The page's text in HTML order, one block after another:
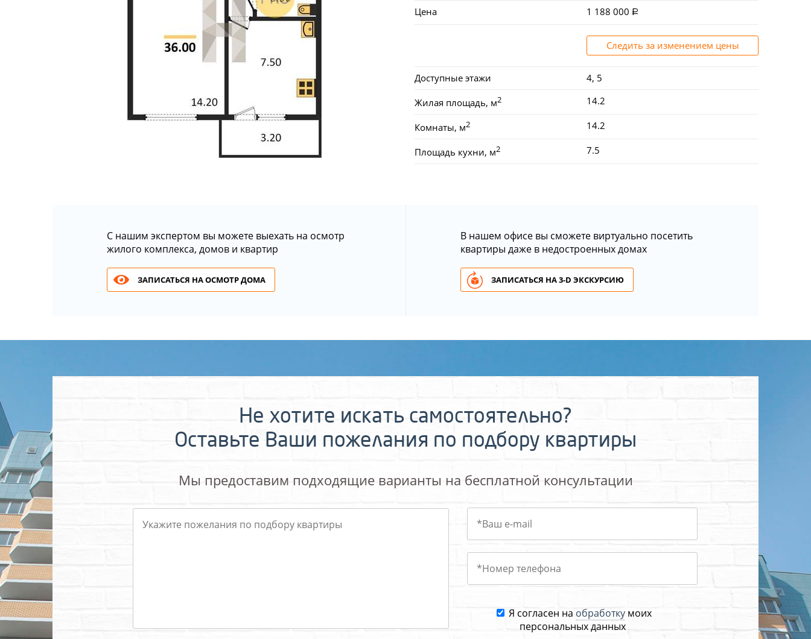
Цена 1 188 000
Следить за изменением цены
Доступные этажи 4, 5
Жилая площадь, м2 14.2
Комнаты, м2 14.2
Площадь кухни, м2 7.5
С нашим экспертом вы можете выехать на осмотр
жилого комплекса, домов и квартир
ЗАПИСАТЬСЯ НА ОСМОТР ДОМА
В нашем офисе вы сможете виртуально посетить
квартиры даже в недостроенных домах
ЗАПИСАТЬСЯ НА 3-D ЭКСКУРСИЮ
Не хотите искать самостоятельно?
Оставьте Ваши пожелания по подбору квартиры
Мы предоставим подходящие варианты на бесплатной консультации
Я согласен на обработкумоих
персональных данных